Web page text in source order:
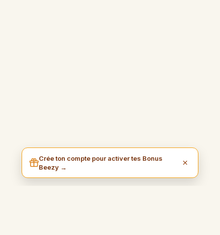
Crée ton compte pour activer tes Bonus
Beezy →